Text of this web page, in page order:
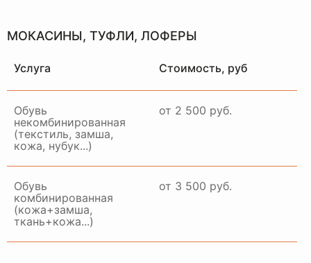
МОКАСИНЫ, ТУФЛИ, ЛОФЕРЫ
Услуга Стоимость, руб
Обувь
некомбинированная
(текстиль, замша,
кожа, нубук...)
от 2 500 руб.
Обувь
комбинированная
(кожа+замша,
ткань+кожа...)
от 3 500 руб.